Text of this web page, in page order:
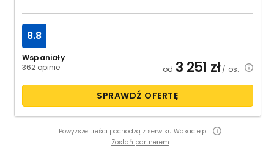
Wspaniały
362 opinie
8.8
od 3 251 zł/ os.
SPRAWDŹ OFERTĘ
Powyższe treści pochodzą z serwisu Wakacje.pl
Zostań partnerem